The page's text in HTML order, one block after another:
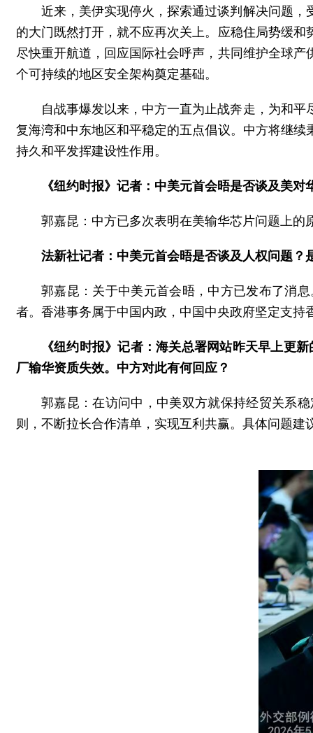
近来，美伊实现停火，探索通过谈判解决问题
的大门既然打开，就不应再次关上。应稳住局势缓
尽快重开航道，回应国际社会呼声，共同维护全球
个可持续的地区安全架构奠定基础。
自战事爆发以来，中方一直为止战奔走，为和
复海湾和中东地区和平稳定的五点倡议。中方将继
持久和平发挥建设性作用。
《纽约时报》记者：中美元首会晤是否谈及美
郭嘉昆：中方已多次表明在美输华芯片问题上的
法新社记者：中美元首会晤是否谈及人权问题？
郭嘉昆：关于中美元首会晤，中方已发布了消
者。香港事务属于中国内政，中国中央政府坚定支持
《纽约时报》记者：海关总署网站昨天早上更
厂输华资质失效。中方对此有何回应？
郭嘉昆：在访问中，中美双方就保持经贸关系
则，不断拉长合作清单，实现互利共赢。具体问题建